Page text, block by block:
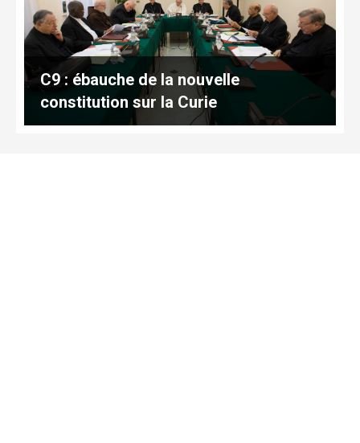
C9 : ébauche de la nouvelle
constitution sur la Curie